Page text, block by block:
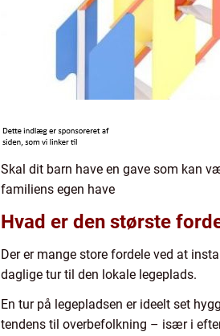
Skal dit barn have en gave som kan
familiens egen have
Hvad er den største
Der er mange store fordele ved at
daglige tur til den lokale legeplads.
En tur på legepladsen er ideelt set
tendens til overbefolkning – især i